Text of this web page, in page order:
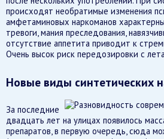
происходят необратимые изменения
амфетаминовых наркоманов
тревоги, мания преследования,
отсутствие аппетита приводит к
Очень высок риск передозировки с
Новые виды синтетических
За последние
двадцать лет на улицах появилось
препаратов, в первую очередь, сюда